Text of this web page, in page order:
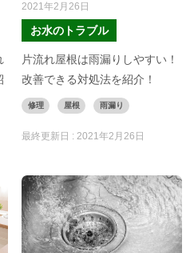
2021年2月26日
お水のトラブル
片流れ屋根は雨漏りしやすい！
改善できる対処法を紹介！
修理 屋根 雨漏り
最終更新日 :2021年2月26日